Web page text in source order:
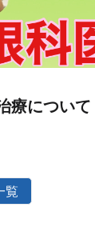
療につい
覧